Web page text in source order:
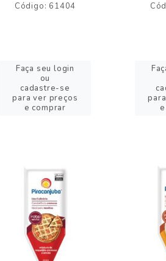
Código: 61404
Faça seu login
ou
cadastre-se
para ver preços
e comprar